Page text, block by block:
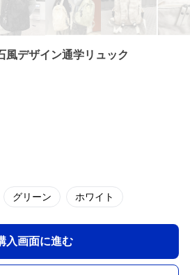
風デザイン通学リュック
グリーン ホワイト
入画面に進む